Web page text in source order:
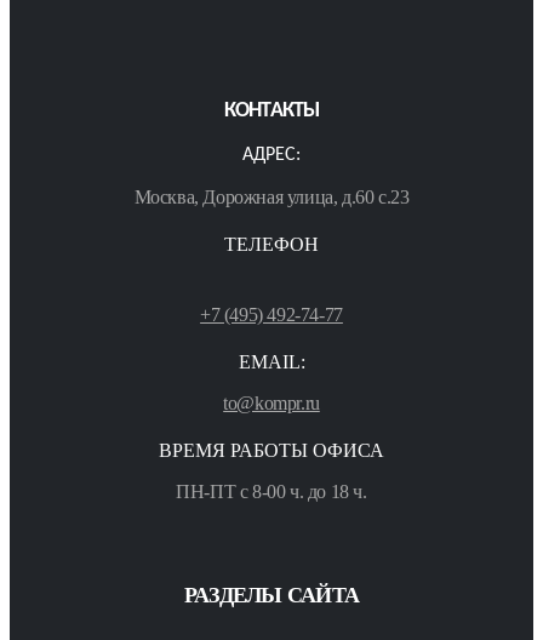
КОНТАКТЫ
АДРЕС:
Москва, Дорожная улица, д.60 с.23
ТЕЛЕФОН
+7 (495) 492-74-77
EMAIL:
to@kompr.ru
ВРЕМЯ РАБОТЫ ОФИСА
ПН-ПТ с 8-00 ч. до 18 ч.
РАЗДЕЛЫ САЙТА